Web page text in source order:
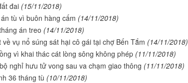
đai (15/11/2018)
tù vì buôn hàng cấm (14/11/2018)
án treo (14/11/2018)
vụ nổ súng sát hại cô gái tại chợ Bến Tắm (14/11/2018)
vì khai thác cát lòng sông không phép (11/11/2018)
nghỉ hưu tử vong sau va chạm giao thông (11/11/2018)
36 tháng tù (10/11/2018)